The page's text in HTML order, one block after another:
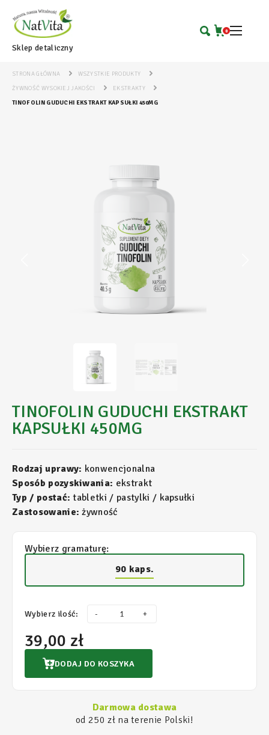
Sklep detaliczny
0
STRONA GŁÓWNA
WSZYSTKIE PRODUKTY
ŻYWNOŚĆ WYSOKIEJ JAKOŚCI
EKSTRAKTY
TINOFOLIN GUDUCHI EKSTRAKT KAPSUŁKI 450MG
TINOFOLIN GUDUCHI EKSTRAKT
KAPSUŁKI 450MG
Rodzaj uprawy: konwencjonalna
Sposób pozyskiwania: ekstrakt
Typ / postać: tabletki / pastylki / kapsułki
Zastosowanie: żywność
Wybierz gramaturę:
90 kaps.
Wybierz ilość: - +
39,00 zł
DODAJ DO KOSZYKA
Darmowa dostawa
od 250 zł na terenie Polski!